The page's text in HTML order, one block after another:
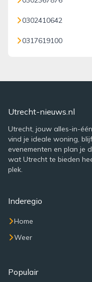
0302410642
0317619100
Utrecht-nieuws.nl
Utrecht, jouw alles-in-
vind je ideale woning,
evenementen en plan je
wat Utrecht te bieden
plek.
Inderegio
Home
Weer
Populair